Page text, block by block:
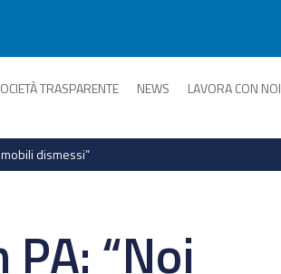
TRASPARENTE NEWS LAVORA CON NOI
dismessi”
“Noi